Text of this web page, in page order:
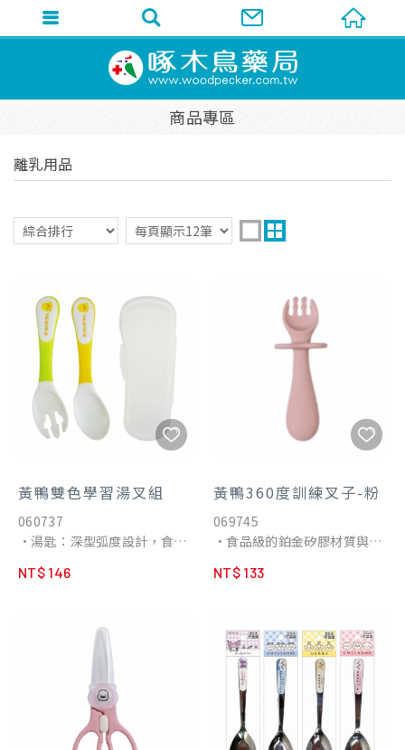
商品專區
離乳用品
黃鴨雙色學習湯叉組
060737
•湯匙：深型弧度設計，食物
•叉子：倒勾設計，吃麵不易
易將食物放入口中
•握柄：防滑材質，易握曲線
•附專用收納盒，外出攜帶方
NT$ 146
黃鴨360度訓練叉子-粉
069745
•食品級的鉑金矽膠材質與嬰
毒、無異味，安心地讓寶寶使
品通過SGS專業認證。
•360度湯叉固齒器，材質彈
性佳，寶寶啃咬、磨牙沒在
怕！在寶寶長牙期間，可讓寶
寶啃咬舒緩
•寶寶的不適感，一支兩用寶
NT$ 133